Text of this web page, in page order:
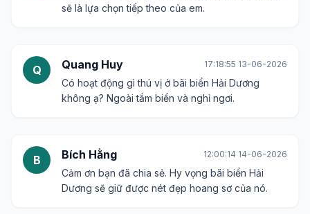
sẽ là lựa chọn tiếp theo của em.
Q Quang Huy 17:18:55 13-06-2026
Có hoạt động gì thú vị ở bãi biển Hải Dương
không ạ? Ngoài tắm biển và nghỉ ngơi.
B Bích Hằng 12:00:14 14-06-2026
Cảm ơn bạn đã chia sẻ. Hy vọng bãi biển Hải
Dương sẽ giữ được nét đẹp hoang sơ của nó.